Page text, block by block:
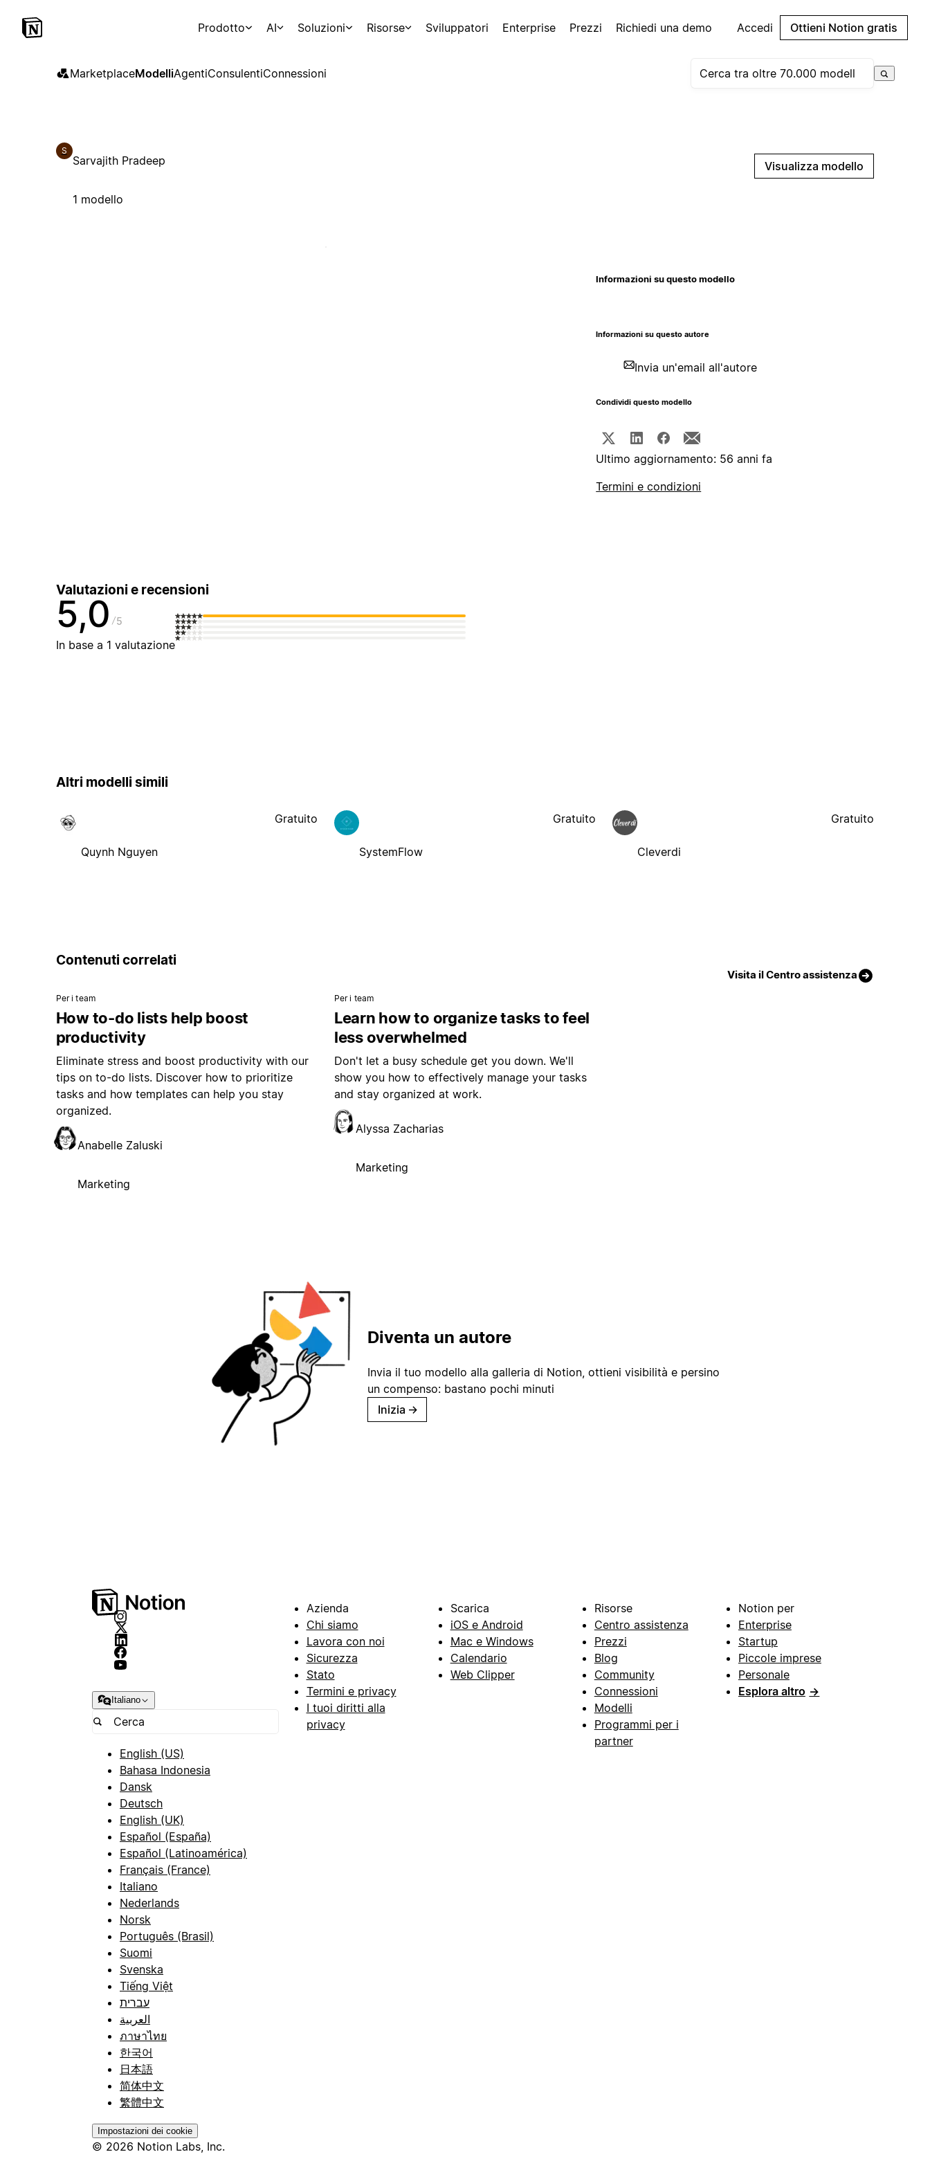
Prodotto AI Soluzioni Risorse Sviluppatori Enterprise Prezzi Richiedi una demo Accedi Ottieni Notion gratis
MarketplaceModelliAgentiConsulentiConnessioni
S
Sarvajith Pradeep
1 modello
Visualizza modello
Informazioni su questo modello
Informazioni su questo autore
Invia un'email all'autore
Condividi questo modello
Ultimo aggiornamento: 56 anni fa
Termini e condizioni
Valutazioni e recensioni
5,0 5
In base a 1 valutazione
Altri modelli simili
Quynh Nguyen
Gratuito
SystemFlow
Gratuito
Cleverdi
Gratuito
Contenuti correlati
Visita il Centro assistenza
Per i team
How to-do lists help boost
productivity
Eliminate stress and boost productivity with our
tips on to-do lists. Discover how to prioritize
tasks and how templates can help you stay
organized.
Anabelle Zaluski
Marketing
Per i team
Learn how to organize tasks to feel
less overwhelmed
Don't let a busy schedule get you down. We'll
show you how to effectively manage your tasks
and stay organized at work.
Alyssa Zacharias
Marketing
Diventa un autore
Invia il tuo modello alla galleria di Notion, ottieni visibilità e persino
un compenso: bastano pochi minuti
Inizia →
Italiano
English (US)
Bahasa Indonesia
Dansk
Deutsch
English (UK)
Español (España)
Español (Latinoamérica)
Français (France)
Italiano
Nederlands
Norsk
Português (Brasil)
Suomi
Svenska
Tiếng Việt
עברית
العربية
ภาษาไทย
한국어
日本語
简体中文
繁體中文
Impostazioni dei cookie
© 2026 Notion Labs, Inc.
Azienda
Chi siamo
Lavora con noi
Sicurezza
Stato
Termini e privacy
I tuoi diritti alla
privacy
Scarica
iOS e Android
Mac e Windows
Calendario
Web Clipper
Risorse
Centro assistenza
Prezzi
Blog
Community
Connessioni
Modelli
Programmi per i
partner
Notion per
Enterprise
Startup
Piccole imprese
Personale
Esplora altro →